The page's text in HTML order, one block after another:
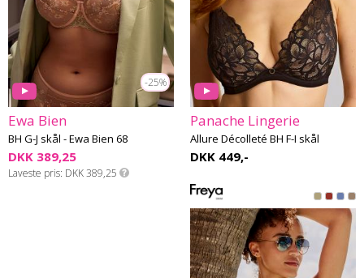
-25%
Ewa Bien
BH G-J skål - Ewa Bien 68
DKK 389,25
Laveste pris DKK 389,25
Panache Lingerie
Allure Décolleté BH F-I skål
DKK 449,-